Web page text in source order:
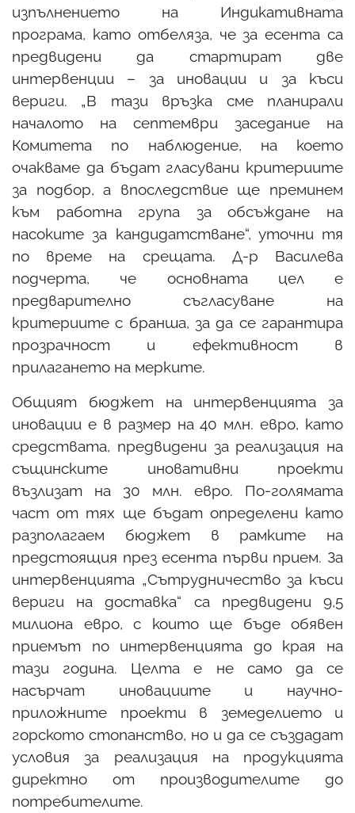
изпълнението на Индикативната
програма, като отбеляза, че за есента са
предвидени да стартират две
интервенции – за иновации и за къси
вериги. „В тази връзка сме планирали
началото на септември заседание на
Комитета по наблюдение, на което
очакваме да бъдат гласувани критериите
за подбор, а впоследствие ще преминем
към работна група за обсъждане на
насоките за кандидатстване“, уточни тя
по време на срещата. Д-р Василева
подчерта, че основната цел е
предварително съгласуване на
критериите с бранша, за да се гарантира
прозрачност и ефективност в
прилагането на мерките.
Общият бюджет на интервенцията за
иновации е в размер на 40 млн. евро, като
средствата, предвидени за реализация на
същинските иновативни проекти
възлизат на 30 млн. евро. По-голямата
част от тях ще бъдат определени като
разполагаем бюджет в рамките на
предстоящия през есента първи прием. За
интервенцията „Сътрудничество за къси
вериги на доставка“ са предвидени 9,5
милиона евро, с които ще бъде обявен
приемът по интервенцията до края на
тази година. Целта е не само да се
насърчат иновациите и научно-
приложните проекти в земеделието и
горското стопанство, но и да се създадат
условия за реализация на продукцията
директно от производителите до
потребителите.